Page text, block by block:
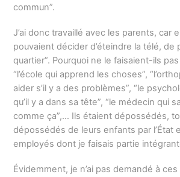
commun”.
J’ai donc travaillé avec les parents, car
pouvaient décider d’éteindre la télé, de
quartier”. Pourquoi ne le faisaient-ils pas
“l’école qui apprend les choses”,
aider s’il y a des problèmes”, “le
qu’il y a dans sa tête”, “le médecin qui
comme ça”,… Ils étaient dépossédés,
dépossédés de leurs enfants par l’État
employés dont je faisais partie
Évidemment, je n’ai pas demandé à